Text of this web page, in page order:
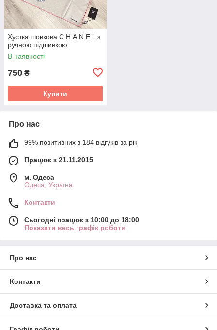
Хустка шовкова C.H.A.N.E.L з
ручною підшивкою
В наявності
750 ₴
Купити
Про нас
99% позитивних з 184 відгуків за рік
Працює з 21.11.2015
м. Одеса
Одеса, Україна
Контакти
Сьогодні працює з 10:00 до 18:00
Показати весь графік роботи
Про нас
Контакти
Доставка та оплата